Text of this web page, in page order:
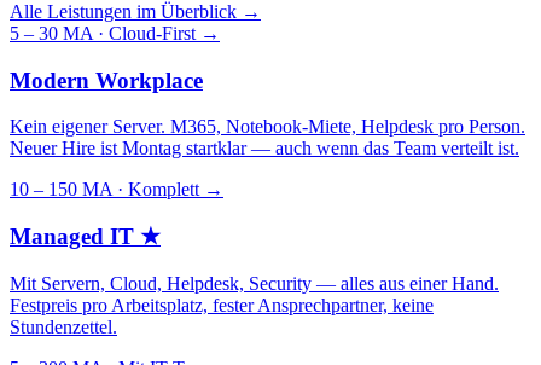
Alle Leistungen im Überblick →
5 – 30 MA · Cloud-First →
Modern Workplace
Kein eigener Server. M365, Notebook-Miete, Helpdesk pro Person.
Neuer Hire ist Montag startklar — auch wenn das Team verteilt ist.
10 – 150 MA · Komplett →
Managed IT ★
Mit Servern, Cloud, Helpdesk, Security — alles aus einer Hand.
Festpreis pro Arbeitsplatz, fester Ansprechpartner, keine
Stundenzettel.